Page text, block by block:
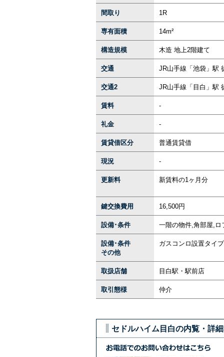
間取り 1R
専有面積 14m²
構造規模 木造 地上2階建て
交通 JR山手線「池袋」駅
交通2 JR山手線「目白」駅
賃料 -
礼金 -
賃貸借区分 普通賃貸借
現況 -
更新料 新賃料の1ヶ月分
鍵交換費用 16,500円
設備･条件 一階の物件,角部屋,ロ
設備･条件
その他
ガスコンロ設置タイプ
取扱店舗 目白駅・駅前店
取引態様 仲介
セドルハイム目白の内覧・詳